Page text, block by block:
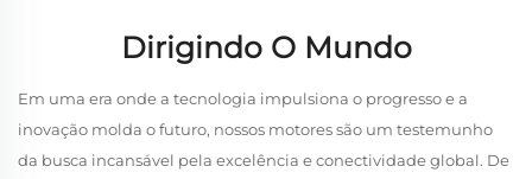
Dirigindo O Mundo
Em uma era onde a tecnologia impulsiona o progresso e a
inovação molda o futuro, nossos motores são um testemunho
da busca incansável pela excelência e conectividade global. De